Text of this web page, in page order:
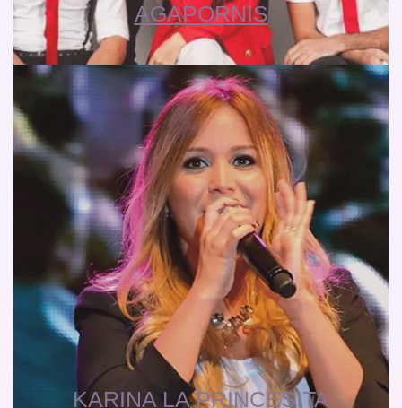
AGAPORNIS
KARINA LA PRINCESITA